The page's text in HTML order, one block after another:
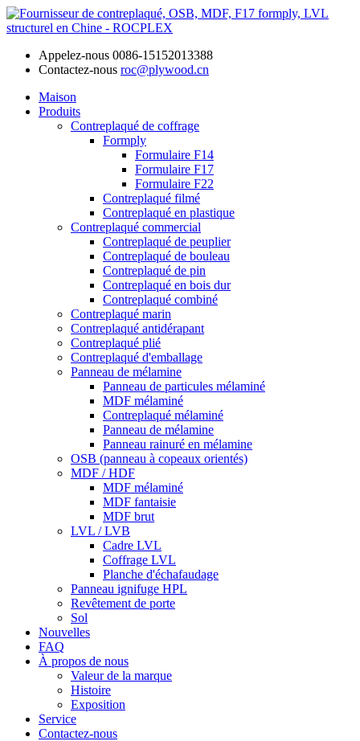
Appelez-nous 0086-15152013388
Contactez-nous roc@plywood.cn
Maison
Produits
Contreplaqué de coffrage
Formply
Formulaire F14
Formulaire F17
Formulaire F22
Contreplaqué filmé
Contreplaqué en plastique
Contreplaqué commercial
Contreplaqué de peuplier
Contreplaqué de bouleau
Contreplaqué de pin
Contreplaqué en bois dur
Contreplaqué combiné
Contreplaqué marin
Contreplaqué antidérapant
Contreplaqué plié
Contreplaqué d'emballage
Panneau de mélamine
Panneau de particules mélaminé
MDF mélaminé
Contreplaqué mélaminé
Panneau de mélamine
Panneau rainuré en mélamine
OSB (panneau à copeaux orientés)
MDF / HDF
MDF mélaminé
MDF fantaisie
MDF brut
LVL / LVB
Cadre LVL
Coffrage LVL
Planche d'échafaudage
Panneau ignifuge HPL
Revêtement de porte
Sol
Nouvelles
FAQ
À propos de nous
Valeur de la marque
Histoire
Exposition
Service
Contactez-nous